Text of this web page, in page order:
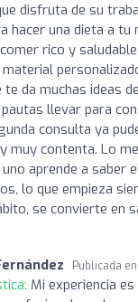
disfruta de su
hacer una dieta a tu
rico y
da muchas ideas
llevar para
consulta ya
muy contenta. Lo
aprende a saber
lo que empieza
se convierte en
Publicada en
Mi experiencia